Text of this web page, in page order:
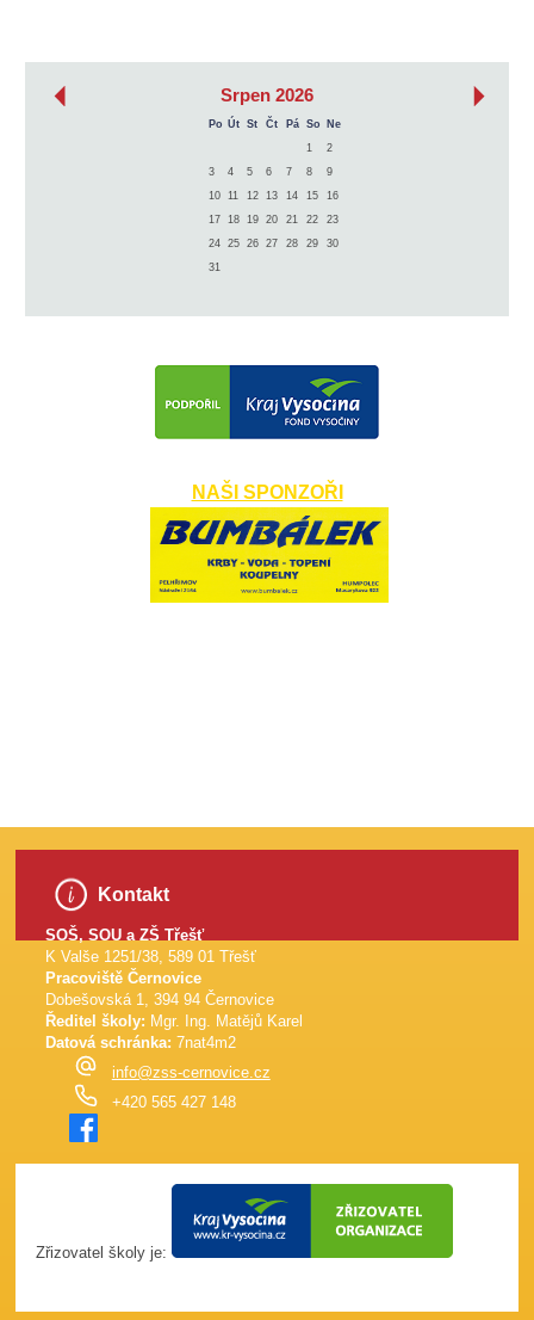
Srpen 2026
Po Út St Čt Pá So
Ne
1
2
3
4 5 6 7 8
9
10
11 12 13 14 15
16
17
18 19 20 21 22
23
24
25 26 27 28 29
30
31
NAŠI SPONZOŘI
Kontakt
SOŠ, SOU a ZŠ Třešť
K Valše 1251/38, 589 01 Třešť
Pracoviště Černovice
Dobešovská 1, 394 94 Černovice
Ředitel školy: Mgr. Ing. Matějů Karel
Datová schránka: 7nat4m2
info@zss-cernovice.cz
+420 565 427 148
Zřizovatel školy je: